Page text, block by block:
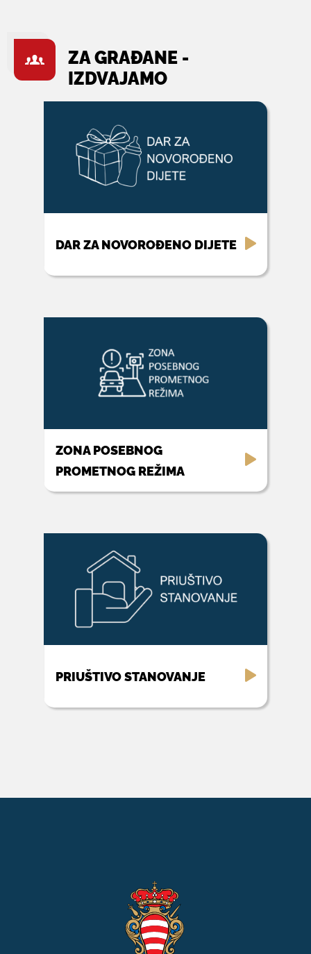
ZA GRAĐANE -
IZDVAJAMO
DAR ZA NOVOROĐENO DIJETE
ZONA POSEBNOG
PROMETNOG REŽIMA
PRIUŠTIVO STANOVANJE